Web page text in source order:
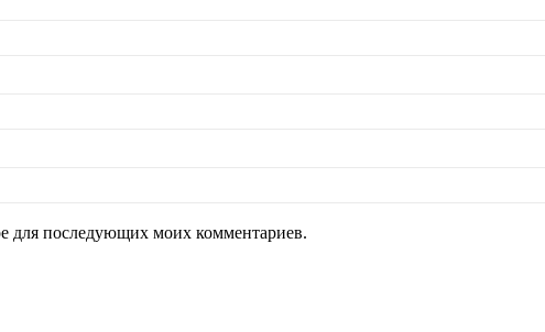
для последующих моих комментариев.